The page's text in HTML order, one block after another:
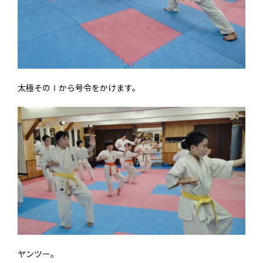
太極そのⅠから号令をかけます。
ヤンツー。